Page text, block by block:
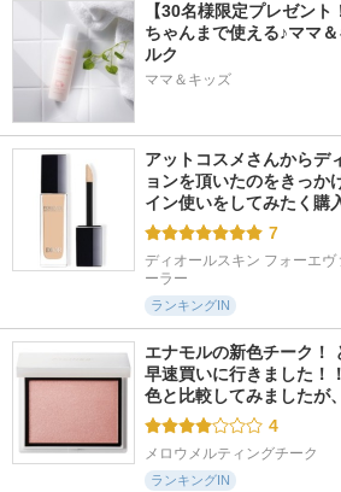
【30名様限定プレゼン
ちゃんまで使える♪ママ
ルク
ママ＆キッズ
アットコスメさんからデ
ョンを頂いたのをきっか
イン使いをしてみたく購
7
ディオールスキン フォーエ
ーラー
ランキングIN
エナモルの新色チーク！
早速買いに行きました！
色と比較してみましたが
4
メロウメルティングチーク
ランキングIN